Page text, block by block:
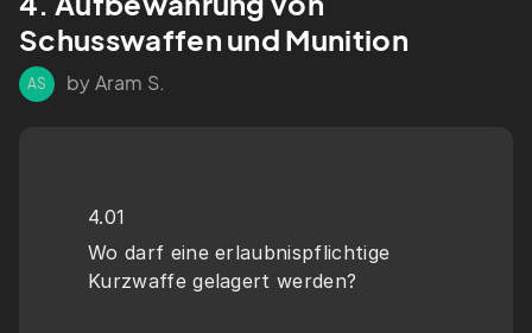
Schusswaffen und Munition
AS by Aram S.
4.01
Wo darf eine erlaubnispflichtige
Kurzwaffe gelagert werden?